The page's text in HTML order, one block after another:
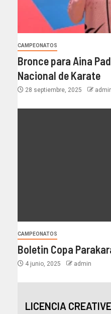
CAMPEONATOS
Bronce para Aina
Nacional de Karate
28 septiembre, 2025
CAMPEONATOS
Boletin Copa
4 junio, 2025 admin
LICENCIA